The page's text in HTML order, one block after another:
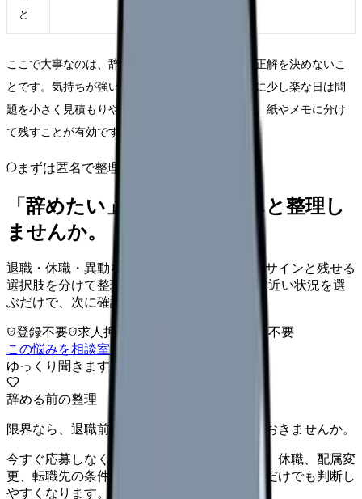
と
ここで大事なのは、辞めたい気持ちの強さだけで正解を決めないこ
とです。気持ちが強い日は判断が急ぎやすく、逆に少し楽な日は問
題を小さく見積もりやすくなります。だからこそ、紙やメモに分け
て残すことが有効です。
まずは匿名で整理
「辞めたい」を、カンゴさんと整理し
ませんか。
退職・休職・異動を急いで決める前に、限界サインと残せる
選択肢を分けて整理します。 「辞めたい」に近い状況を選
ぶだけで、次に確認することまで進めます。
登録不要 求人押し売りなし
病院名は入力不要
この悩みを相談室で整理する
ゆっくり聞きます
辞める前の整理
限界なら、退職前に次の逃げ道だけ確保しておきませんか。
今すぐ応募しなくても大丈夫です。退職時期、休職、配属変
更、転職先の条件を第三者に整理してもらうだけでも判断し
やすくなります。